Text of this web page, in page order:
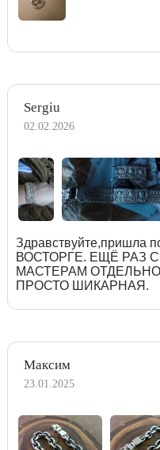
Sergiu
02.02.2026
Здравствуйте,пришла
ВОСТОРГЕ. ЕЩЁ РАЗ
МАСТЕРАМ
ПРОСТО ШИКАРНАЯ.
Максим
23.01.2025